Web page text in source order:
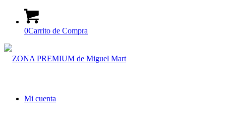
0Carrito de Compra
Mi cuenta